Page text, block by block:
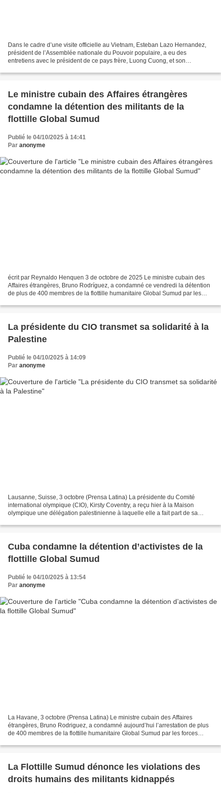
Dans le cadre d’une visite officielle au Vietnam, Esteban Lazo Hernandez,
président de l’Assemblée nationale du Pouvoir populaire, a eu des
entretiens avec le président de ce pays frère, Luong Cuong, et son
Le ministre cubain des Affaires étrangères
condamne la détention des militants de la
flottille Global Sumud
Publié le 04/10/2025 à 14:41
Par anonyme
écrit par Reynaldo Henquen 3 de octobre de 2025 Le ministre cubain des
Affaires étrangères, Bruno Rodríguez, a condamné ce vendredi la détention
de plus de 400 membres de la flottille humanitaire Global Sumud par les
La présidente du CIO transmet sa solidarité à la
Palestine
Publié le 04/10/2025 à 14:09
Par anonyme
Lausanne, Suisse, 3 octobre (Prensa Latina) La présidente du Comité
international olympique (CIO), Kirsty Coventry, a reçu hier à la Maison
olympique une délégation palestinienne à laquelle elle a fait part de sa
Cuba condamne la détention d’activistes de la
flottille Global Sumud
Publié le 04/10/2025 à 13:54
Par anonyme
La Havane, 3 octobre (Prensa Latina) Le ministre cubain des Affaires
étrangères, Bruno Rodriguez, a condamné aujourd’hui l’arrestation de plus
de 400 membres de la flottille humanitaire Global Sumud par les forces
La Flottille Sumud dénonce les violations des
droits humains des militants kidnappés